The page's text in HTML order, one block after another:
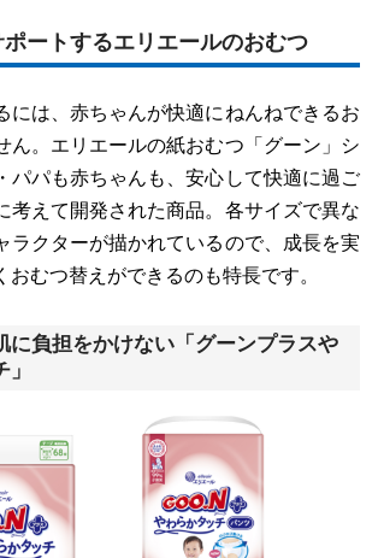
ートするエリエールのおむつ
には、赤ちゃんが快適にねんねできるお
ん。エリエールの紙おむつ「グーン」シ
パパも赤ちゃんも、安心して快適に過ご
考えて開発された商品。各サイズで異な
ラクターが描かれているので、成長を実
おむつ替えができるのも特長です。
に負担をかけない「グーンプラスや